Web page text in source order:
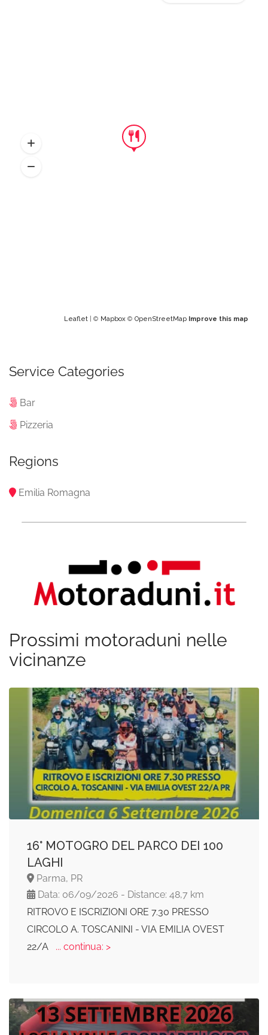
Leaflet | © Mapbox © OpenStreetMap Improve this map
Service Categories
Bar
Pizzeria
Regions
Emilia Romagna
Prossimi motoraduni nelle
vicinanze
16° MOTOGRO DEL PARCO DEI 100
LAGHI
Parma, PR
Data: 06/09/2026 - Distance: 48,7 km
RITROVO E ISCRIZIONI ORE 7.30 PRESSO
CIRCOLO A. TOSCANINI - VIA EMILIA OVEST
22/A
... continua: >